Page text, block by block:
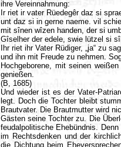
ihre Vereinnahmung:
Ir riet ir vater Rüedegêr daz si
unt daz si in gerne naeme. vil
mit sînen wîzen handen, der si
Gîselher der edele, swie lützel si
Ihr riet ihr Vater Rüdiger, „ja“ zu
und ihn mit Freude zu nehmen.
Hochgeborene, mit seinen
genießen.
(B, 1685)
Und wieder ist es der Vater-
legt. Doch die Tochter bleibt
Brautvater. Die Brautmutter wird
Gästen seine Tochter zu. Die
feudalpolitische Ehebündnis.
im Rechtsdenken und der
die Dichtung beim